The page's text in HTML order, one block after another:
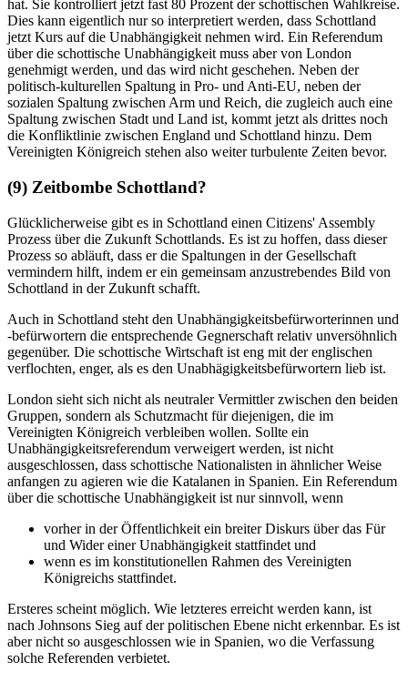
hat. Sie kontrolliert jetzt fast 80 Prozent der schottischen Wahlkreise.
Dies kann eigentlich nur so interpretiert werden, dass Schottland
jetzt Kurs auf die Unabhängigkeit nehmen wird. Ein Referendum
über die schottische Unabhängigkeit muss aber von London
genehmigt werden, und das wird nicht geschehen. Neben der
politisch-kulturellen Spaltung in Pro- und Anti-EU, neben der
sozialen Spaltung zwischen Arm und Reich, die zugleich auch eine
Spaltung zwischen Stadt und Land ist, kommt jetzt als drittes noch
die Konfliktlinie zwischen England und Schottland hinzu. Dem
Vereinigten Königreich stehen also weiter turbulente Zeiten bevor.
(9) Zeitbombe Schottland?
Glücklicherweise gibt es in Schottland einen Citizens' Assembly
Prozess über die Zukunft Schottlands. Es ist zu hoffen, dass dieser
Prozess so abläuft, dass er die Spaltungen in der Gesellschaft
vermindern hilft, indem er ein gemeinsam anzustrebendes Bild von
Schottland in der Zukunft schafft.
Auch in Schottland steht den Unabhängigkeitsbefürworterinnen und
-befürwortern die entsprechende Gegnerschaft relativ unversöhnlich
gegenüber. Die schottische Wirtschaft ist eng mit der englischen
verflochten, enger, als es den Unabhägigkeitsbefürwortern lieb ist.
London sieht sich nicht als neutraler Vermittler zwischen den beiden
Gruppen, sondern als Schutzmacht für diejenigen, die im
Vereinigten Königreich verbleiben wollen. Sollte ein
Unabhängigkeitsreferendum verweigert werden, ist nicht
ausgeschlossen, dass schottische Nationalisten in ähnlicher Weise
anfangen zu agieren wie die Katalanen in Spanien. Ein Referendum
über die schottische Unabhängigkeit ist nur sinnvoll, wenn
vorher in der Öffentlichkeit ein breiter Diskurs über das Für
und Wider einer Unabhängigkeit stattfindet und
wenn es im konstitutionellen Rahmen des Vereinigten
Königreichs stattfindet.
Ersteres scheint möglich. Wie letzteres erreicht werden kann, ist
nach Johnsons Sieg auf der politischen Ebene nicht erkennbar. Es ist
aber nicht so ausgeschlossen wie in Spanien, wo die Verfassung
solche Referenden verbietet.